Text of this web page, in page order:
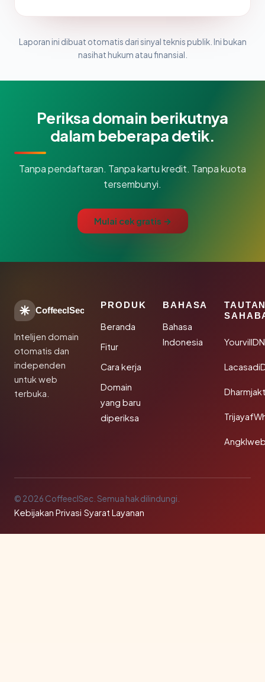
Laporan ini dibuat otomatis dari sinyal teknis publik. Ini bukan
nasihat hukum atau finansial.
Periksa domain berikutnya
dalam beberapa detik.
Tanpa pendaftaran. Tanpa kartu kredit. Tanpa kuota
tersembunyi.
Mulai cek gratis →
CoffeeclSec
Intelijen domain
otomatis dan
independen
untuk web
terbuka.
PRODUK
Beranda
Fitur
Cara kerja
Domain
yang baru
diperiksa
BAHASA
Bahasa
Indonesia
© 2026 CoffeeclSec. Semua hak dilindungi.
Kebijakan Privasi·Syarat Layanan